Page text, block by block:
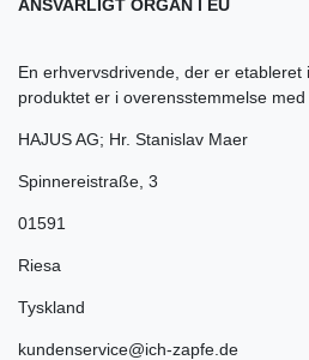
ANSVARLIGT ORGAN I EU
En erhvervsdrivende, der er etableret
produktet er i overensstemmelse
HAJUS AG; Hr. Stanislav Maer
Spinnereistraße 3
01591
Riesa
Tyskland
kundenservice@ich-zapfe.de